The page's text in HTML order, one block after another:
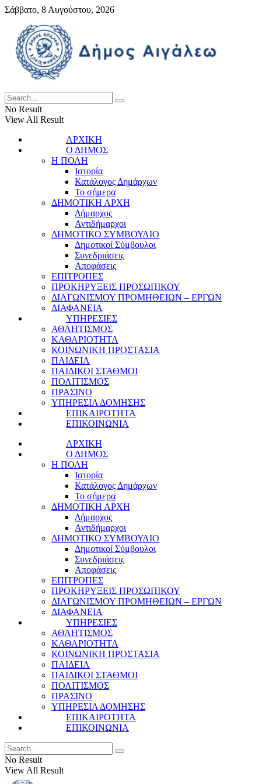
Σάββατο, 8 Αυγούστου, 2026
No Result
View All Result
ΑΡΧΙΚΗ
Ο ΔΗΜΟΣ
Η ΠΟΛΗ
Ιστορία
Κατάλογος Δημάρχων
Το σήμερα
ΔΗΜΟΤΙΚΗ ΑΡΧΗ
Δήμαρχος
Αντιδήμαρχοι
ΔΗΜΟΤΙΚΟ ΣΥΜΒΟΥΛΙΟ
Δημοτικοί Σύμβουλοι
Συνεδριάσεις
Αποφάσεις
ΕΠΙΤΡΟΠΕΣ
ΠΡΟΚΗΡΥΞΕΙΣ ΠΡΟΣΩΠΙΚΟΥ
ΔΙΑΓΩΝΙΣΜΟΥ ΠΡΟΜΗΘΕΙΩΝ – ΕΡΓΩΝ
ΔΙΑΦΑΝΕΙΑ
ΥΠΗΡΕΣΙΕΣ
ΑΘΛΗΤΙΣΜΟΣ
ΚΑΘΑΡΙΟΤΗΤΑ
ΚΟΙΝΩΝΙΚΗ ΠΡΟΣΤΑΣΙΑ
ΠΑΙΔΕΙΑ
ΠΑΙΔΙΚΟΙ ΣΤΑΘΜΟΙ
ΠΟΛΙΤΙΣΜΟΣ
ΠΡΑΣΙΝΟ
ΥΠΗΡΕΣΙΑ ΔΟΜΗΣΗΣ
ΕΠΙΚΑΙΡΟΤΗΤΑ
ΕΠΙΚΟΙΝΩΝΙΑ
ΑΡΧΙΚΗ
Ο ΔΗΜΟΣ
Η ΠΟΛΗ
Ιστορία
Κατάλογος Δημάρχων
Το σήμερα
ΔΗΜΟΤΙΚΗ ΑΡΧΗ
Δήμαρχος
Αντιδήμαρχοι
ΔΗΜΟΤΙΚΟ ΣΥΜΒΟΥΛΙΟ
Δημοτικοί Σύμβουλοι
Συνεδριάσεις
Αποφάσεις
ΕΠΙΤΡΟΠΕΣ
ΠΡΟΚΗΡΥΞΕΙΣ ΠΡΟΣΩΠΙΚΟΥ
ΔΙΑΓΩΝΙΣΜΟΥ ΠΡΟΜΗΘΕΙΩΝ – ΕΡΓΩΝ
ΔΙΑΦΑΝΕΙΑ
ΥΠΗΡΕΣΙΕΣ
ΑΘΛΗΤΙΣΜΟΣ
ΚΑΘΑΡΙΟΤΗΤΑ
ΚΟΙΝΩΝΙΚΗ ΠΡΟΣΤΑΣΙΑ
ΠΑΙΔΕΙΑ
ΠΑΙΔΙΚΟΙ ΣΤΑΘΜΟΙ
ΠΟΛΙΤΙΣΜΟΣ
ΠΡΑΣΙΝΟ
ΥΠΗΡΕΣΙΑ ΔΟΜΗΣΗΣ
ΕΠΙΚΑΙΡΟΤΗΤΑ
ΕΠΙΚΟΙΝΩΝΙΑ
No Result
View All Result